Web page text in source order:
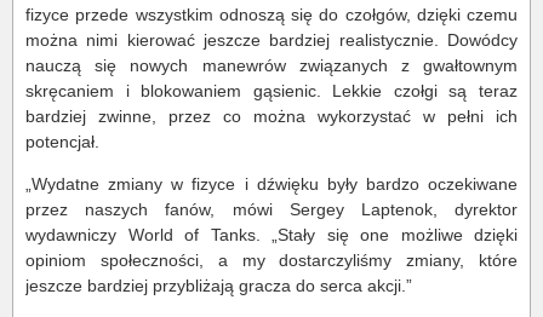
fizyce przede wszystkim odnoszą się do czołgów, dzięki czemu
można nimi kierować jeszcze bardziej realistycznie. Dowódcy
nauczą się nowych manewrów związanych z gwałtownym
skręcaniem i blokowaniem gąsienic. Lekkie czołgi są teraz
bardziej zwinne, przez co można wykorzystać w pełni ich
potencjał.
„Wydatne zmiany w fizyce i dźwięku były bardzo oczekiwane
przez naszych fanów, mówi Sergey Laptenok, dyrektor
wydawniczy World of Tanks. „Stały się one możliwe dzięki
opiniom społeczności, a my dostarczyliśmy zmiany, które
jeszcze bardziej przybliżają gracza do serca akcji.”